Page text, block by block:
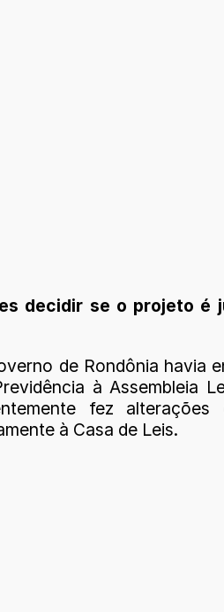
decidir se o projeto é
de Rondônia havia
à Assembleia
fez
à Casa de Leis.